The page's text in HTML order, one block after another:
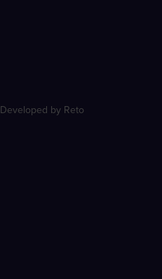
Developed by Reto